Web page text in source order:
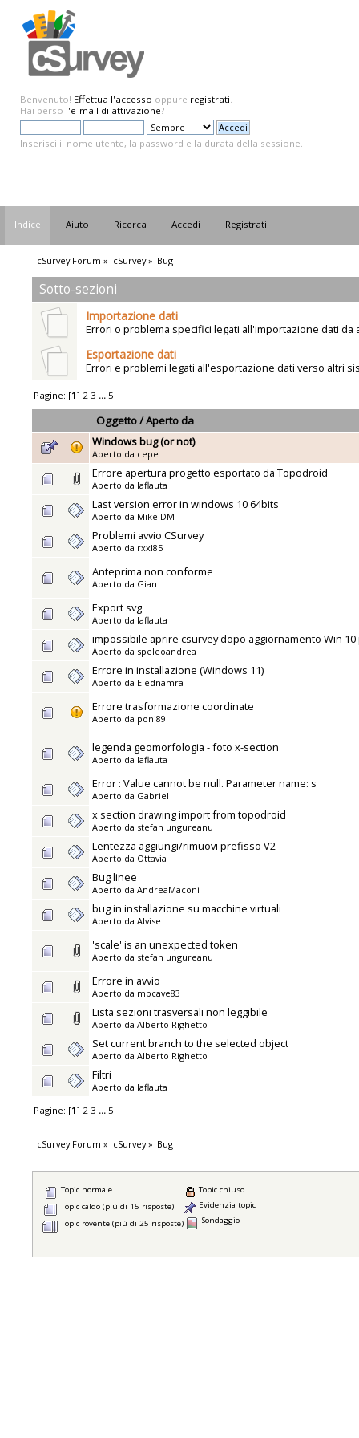
Benvenuto! Effettua l'accesso oppure registrati.
Hai perso l'e-mail di attivazione?
Inserisci il nome utente, la password e la durata della sessione.
Indice Aiuto Ricerca Accedi Registrati
cSurvey Forum » cSurvey» Bug
Sotto-sezioni
Importazione dati
Errori o problema specifici legati all'importazione dati da
Esportazione dati
Errori e problemi legati all'esportazione dati verso altri
Pagine: [1] 2 3 ...5
Oggetto/Aperto da
Windows bug (or not)
Aperto da cepe
Errore apertura progetto esportato da Topodroid
Aperto da laflauta
Last version error in windows 10 64bits
Aperto da MikelDM
Problemi avvio CSurvey
Aperto da rxxl85
Anteprima non conforme
Aperto da Gian
Export svg
Aperto da laflauta
impossibile aprire csurvey dopo aggiornamento Win 10
Aperto da speleoandrea
Errore in installazione (Windows 11)
Aperto da Elednamra
Errore trasformazione coordinate
Aperto da poni89
legenda geomorfologia - foto x-section
Aperto da laflauta
Error : Value cannot be null. Parameter name: s
Aperto da Gabriel
x section drawing import from topodroid
Aperto da stefan ungureanu
Lentezza aggiungi/rimuovi prefisso V2
Aperto da Ottavia
Bug linee
Aperto da AndreaMaconi
bug in installazione su macchine virtuali
Aperto da Alvise
'scale' is an unexpected token
Aperto da stefan ungureanu
Errore in avvio
Aperto da mpcave83
Lista sezioni trasversali non leggibile
Aperto da Alberto Righetto
Set current branch to the selected object
Aperto da Alberto Righetto
Filtri
Aperto da laflauta
Pagine: [1] 2 3 ... 5
cSurvey Forum » cSurvey» Bug
Topic normale
Topic caldo (più di 15 risposte)
Topic rovente (più di 25 risposte)
Topic chiuso
Evidenzia topic
Sondaggio